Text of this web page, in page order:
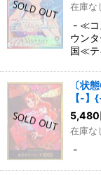
在庫な
- ≪
ウン
国≪
〔状
【-】
5,480
在庫な
-